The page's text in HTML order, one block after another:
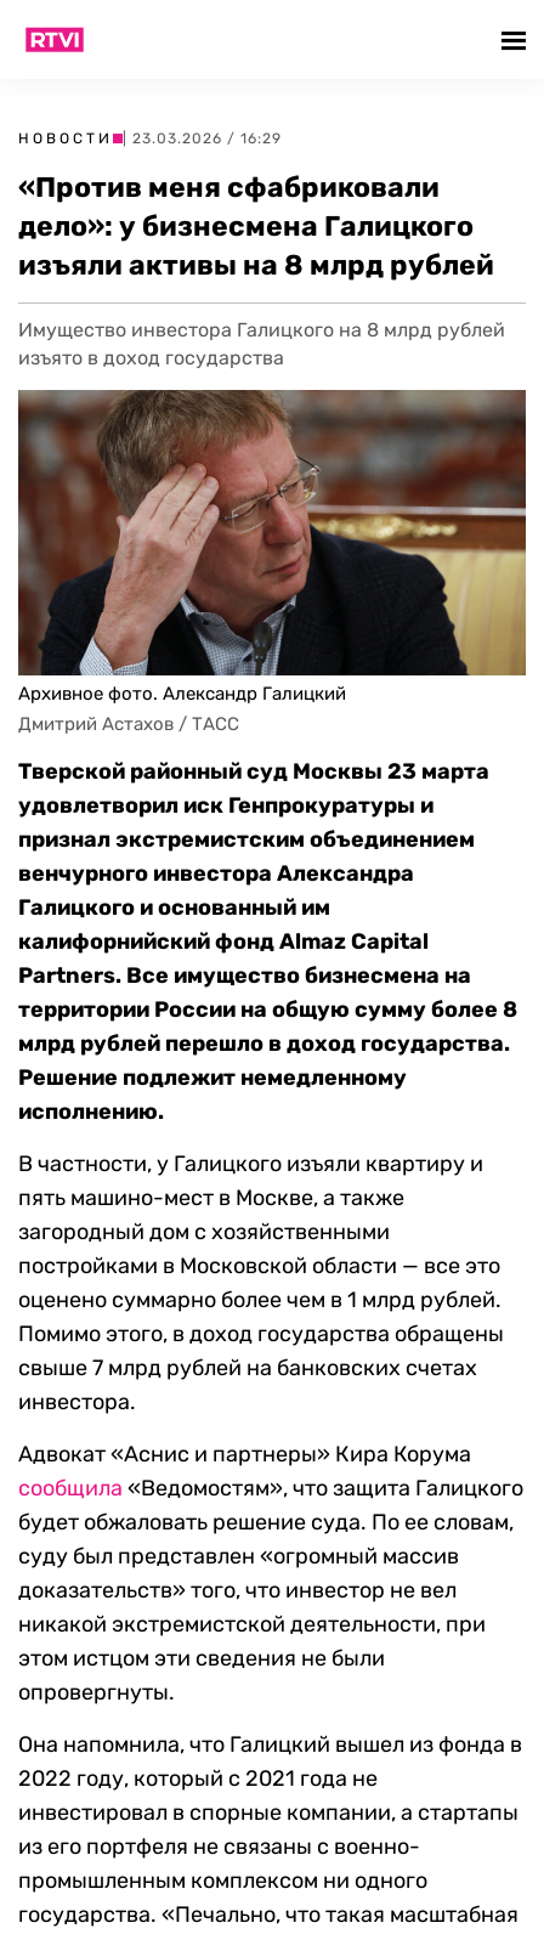
НОВОСТИ | 23.03.2026 / 16:29
«Против меня сфабриковали
дело»: у бизнесмена Галицкого
изъяли активы на 8 млрд рублей
Имущество инвестора Галицкого на 8 млрд рублей
изъято в доход государства
Архивное фото. Александр Галицкий
Дмитрий Астахов / ТАСС
Тверской районный суд Москвы 23 марта
удовлетворил иск Генпрокуратуры и
признал экстремистским объединением
венчурного инвестора Александра
Галицкого и основанный им
калифорнийский фонд Almaz Capital
Partners. Все имущество бизнесмена на
территории России на общую сумму более 8
млрд рублей перешло в доход государства.
Решение подлежит немедленному
исполнению.
В частности, у Галицкого изъяли квартиру и
пять машино-мест в Москве, а также
загородный дом с хозяйственными
постройками в Московской области — все это
оценено суммарно более чем в 1 млрд рублей.
Помимо этого, в доход государства обращены
свыше 7 млрд рублей на банковских счетах
инвестора.
Адвокат «Аснис и партнеры» Кира Корума
сообщила «Ведомостям», что защита Галицкого
будет обжаловать решение суда. По ее словам,
суду был представлен «огромный массив
доказательств» того, что инвестор не вел
никакой экстремистской деятельности, при
этом истцом эти сведения не были
опровергнуты.
Она напомнила, что Галицкий вышел из фонда в
2022 году, который с 2021 года не
инвестировал в спорные компании, а стартапы
из его портфеля не связаны с военно-
промышленным комплексом ни одного
государства. «Печально, что такая масштабная